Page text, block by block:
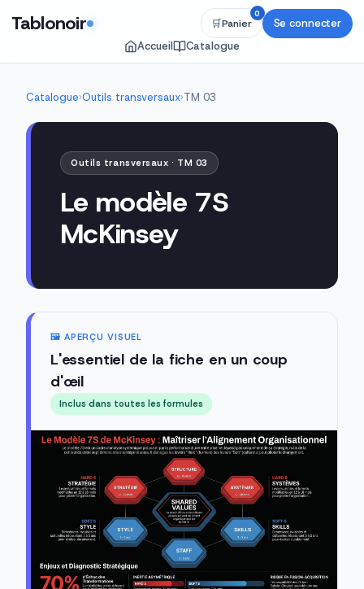
Tablonoir
Accueil Catalogue
🛒Panier
0
Se connecter
Catalogue›Outils transversaux›TM 03
Outils transversaux · TM 03
Le modèle 7S
McKinsey
🖼️ APERÇU VISUEL
L'essentiel de la fiche en un coup
d'œil
Inclus dans toutes les formules